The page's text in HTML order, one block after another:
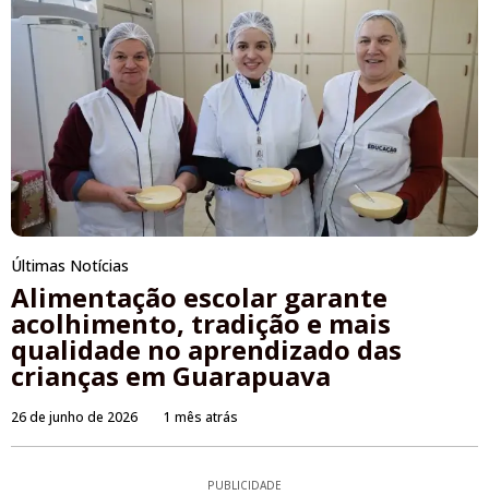
Últimas Notícias
Alimentação escolar garante
acolhimento, tradição e mais
qualidade no aprendizado das
crianças em Guarapuava
26 de junho de 2026 1 mês atrás
PUBLICIDADE